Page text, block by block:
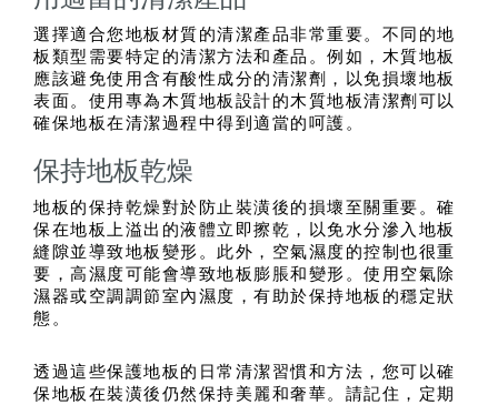
選擇適合您地板材質的清潔產品非常重要。不同的地
板類型需要特定的清潔方法和產品。例如，木質地板
應該避免使用含有酸性成分的清潔劑，以免損壞地板
表面。使用專為木質地板設計的木質地板清潔劑可以
確保地板在清潔過程中得到適當的呵護。
保持地板乾燥
地板的保持乾燥對於防止裝潢後的損壞至關重要。確
保在地板上溢出的液體立即擦乾，以免水分滲入地板
縫隙並導致地板變形。此外，空氣濕度的控制也很重
要，高濕度可能會導致地板膨脹和變形。使用空氣除
濕器或空調調節室內濕度，有助於保持地板的穩定狀
態。
透過這些保護地板的日常清潔習慣和方法，您可以確
保地板在裝潢後仍然保持美麗和奢華。請記住，定期